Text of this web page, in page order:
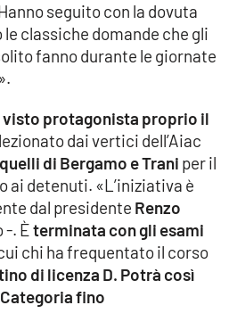
seguito con la dovuta
classiche domande che gli
fanno durante le giornate
protagonista proprio il
dai vertici dell’Aiac
di Bergamo e Trani per il
ai detenuti. «L’iniziativa è
dal presidente Renzo
-. Èterminata con gli esami
chi ha frequentato il corso
di licenza D. Potrà così
fino